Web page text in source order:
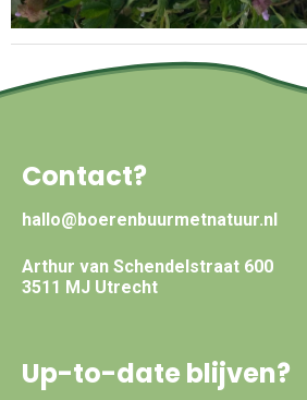
Contact?
hallo@boerenbuurmetnatuur.nl
Arthur van Schendelstraat 600
3511 MJ Utrecht
Up-to-date blijven?